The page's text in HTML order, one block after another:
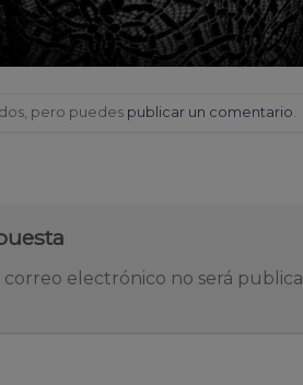
pero puedes publicar un comentario
electrónico no será